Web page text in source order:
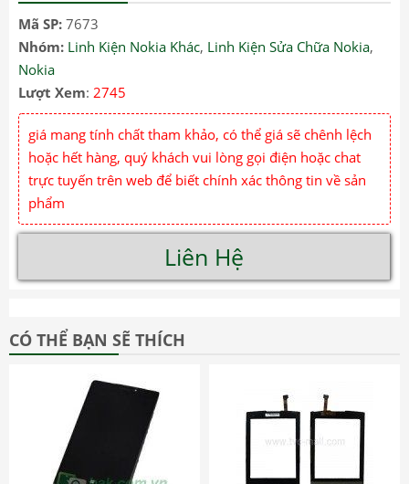
Mã SP: 7673
Nhóm: Linh Kiện Nokia Khác, Linh Kiện Sửa Chữa Nokia,
Nokia
Lượt Xem: 2745
giá mang tính chất tham khảo, có thể giá sẽ chênh lệch
hoặc hết hàng, quý khách vui lòng gọi điện hoặc chat
trực tuyến trên web để biết chính xác thông tin về sản
phẩm
Liên Hệ
CÓ THỂ BẠN SẼ THÍCH